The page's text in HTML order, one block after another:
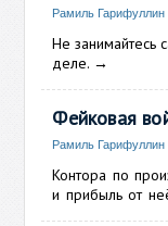
Рамиль Гарифуллин
Не занимайтесь
деле. →
Фейковая
Рамиль Гарифуллин
Контора по
и прибыль от